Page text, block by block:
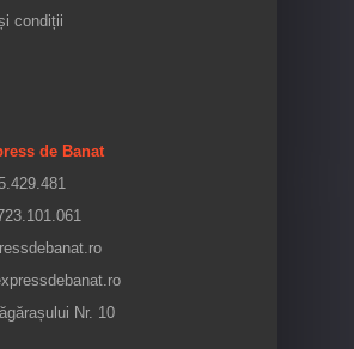
condiții
de Banat
Nr. 10